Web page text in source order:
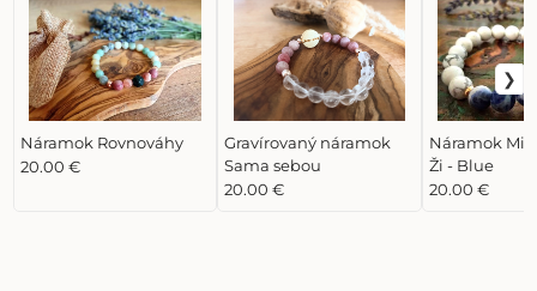
Náramok Rovnováhy
20.00 €
Gravírovaný náramok
Sama sebou
20.00 €
Náramok
Ži - Blue
20.00 €